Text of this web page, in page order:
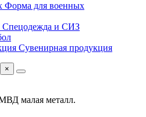
Форма для военных
Спецодежда и СИЗ
Сувенирная продукция
×
малая металл.